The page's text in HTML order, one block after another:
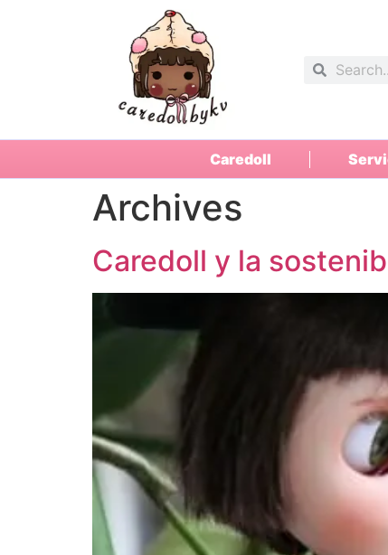
Caredoll
Archives
Caredoll y la